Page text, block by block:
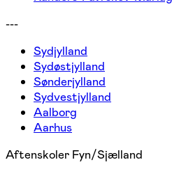
---
Sydjylland
Sydøstjylland
Sønderjylland
Sydvestjylland
Aalborg
Aarhus
Aftenskoler Fyn/Sjælland